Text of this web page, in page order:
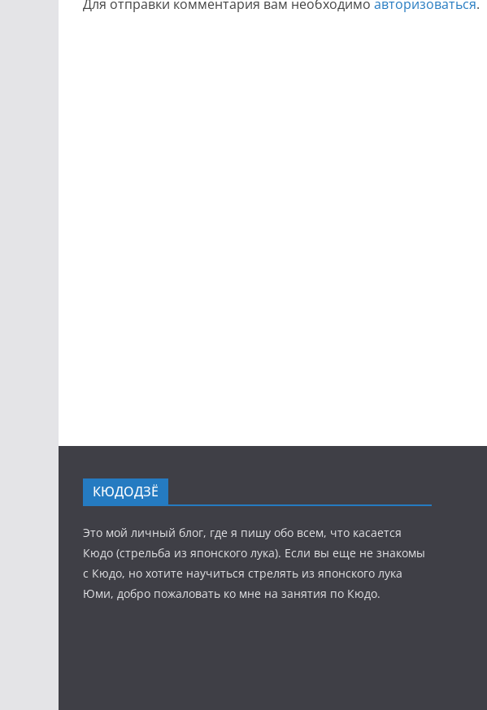
Для отправки комментария вам необходимо авторизоваться.
КЮДОДЗЁ
Это мой личный блог, где я пишу обо всем, что касается
Кюдо (стрельба из японского лука). Если вы еще не знакомы
с Кюдо, но хотите научиться стрелять из японского лука
Юми, добро пожаловать ко мне на занятия по Кюдо.